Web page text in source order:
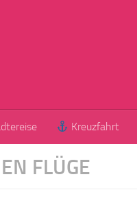
Kreuzfahrt
FLÜGE